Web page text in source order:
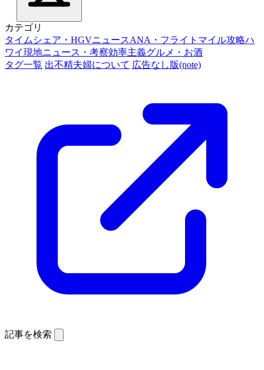
カテゴリ
タイムシェア・HGVニュースANA・フライトマイル攻略ハ
ワイ現地ニュース・考察効率主義グルメ・お酒
タグ一覧 出不精夫婦について 広告なし版(note)
記事を検索